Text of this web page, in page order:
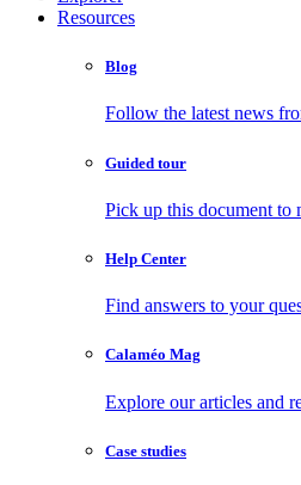
Resources
Blog
Follow the latest news
Guided tour
Pick up this document to
Help Center
Find answers to your
Calaméo Mag
Explore our articles and
Case studies